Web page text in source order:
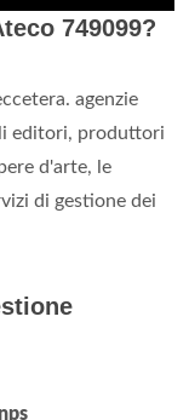
749099?
agenzie
editori, produttori
d'arte, le
di gestione dei